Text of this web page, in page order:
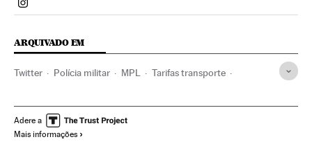
Politica El País Brasil en Instagram
ARQUIVADO EM
Twitter Polícia militar MPL Tarifas transporte
Estado São Paulo Protestos sociais
Adere a
Mais informações